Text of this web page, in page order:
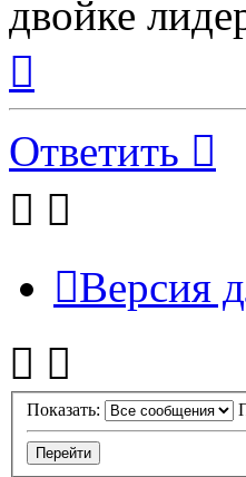
двойке
началу
Ответить
Версия
Показать: